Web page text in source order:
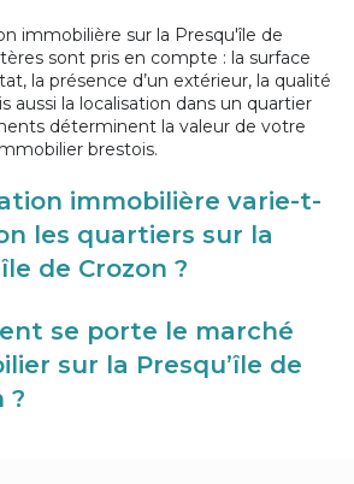
immobilière sur la Presqu'île de
sont pris en compte : la surface
la présence d’un extérieur, la qualité
aussi la localisation dans un quartier
déterminent la valeur de votre
brestois.
immobilière varie-t-
les quartiers sur la
de Crozon ?
se porte le marché
sur la Presqu’île de
?